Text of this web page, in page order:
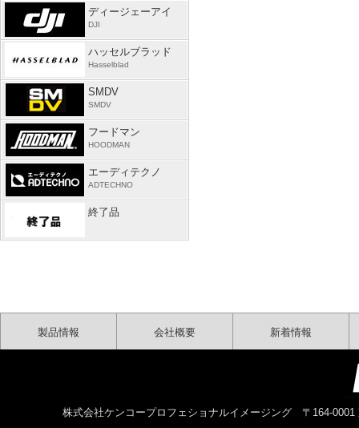
ディージェーアイ
DJI
ハッセルブラッド
Hasselblad
SMDV
SMDV
フードマン
HOODMAN
エーディテクノ
ADTECHNO
終了品
製品情報 会社概要 新着情報
株式会社ケンコープロフェショナルイメージング 〒164-